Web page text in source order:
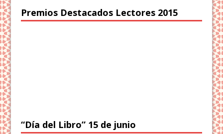
Premios Destacados Lectores 2015
“Día del Libro” 15 de junio